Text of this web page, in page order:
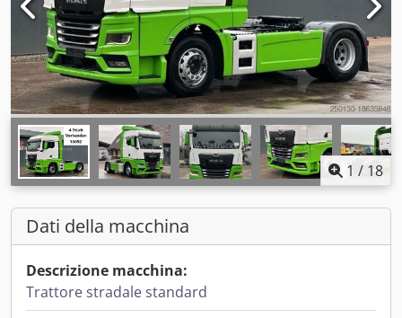
1 / 18
Dati della macchina
Descrizione macchina:
Trattore stradale standard